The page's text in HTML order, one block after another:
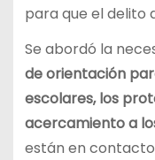
para que el delito
Se abordó la
de orientación
escolares, los
acercamiento a
están en